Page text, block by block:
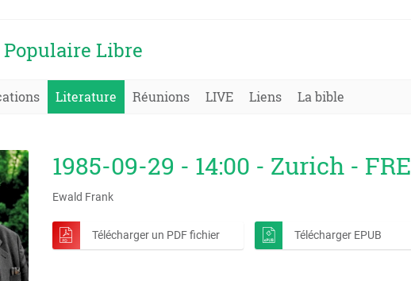
Libre
Literature Réunions LIVE Liens La bible
1985-09-29 - 14:00 - Zurich -
Ewald Frank
Télécharger un PDF fichier Télécharger EPUB